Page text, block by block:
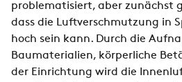
problematisiert, aber zunächst
dass die Luftverschmutzung in
hoch sein kann. Durch die
Baumaterialien, körperliche
der Einrichtung wird die